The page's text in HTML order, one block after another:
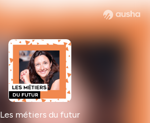
Les métiers du futur